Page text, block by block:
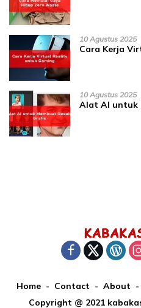
10 Agustus 2025
Cara Kerja
10 Agustus 2025
Alat AI untuk
Home Contact About
Copyright @ 2021